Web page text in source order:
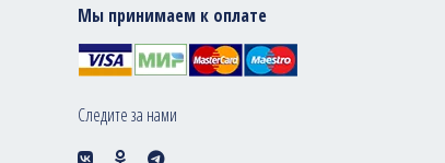
Мы принимаем к оплате
Следите за нами